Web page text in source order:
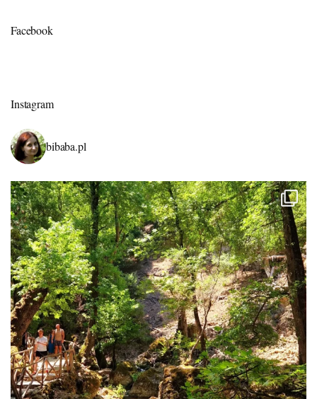
Facebook
Instagram
bibaba.pl